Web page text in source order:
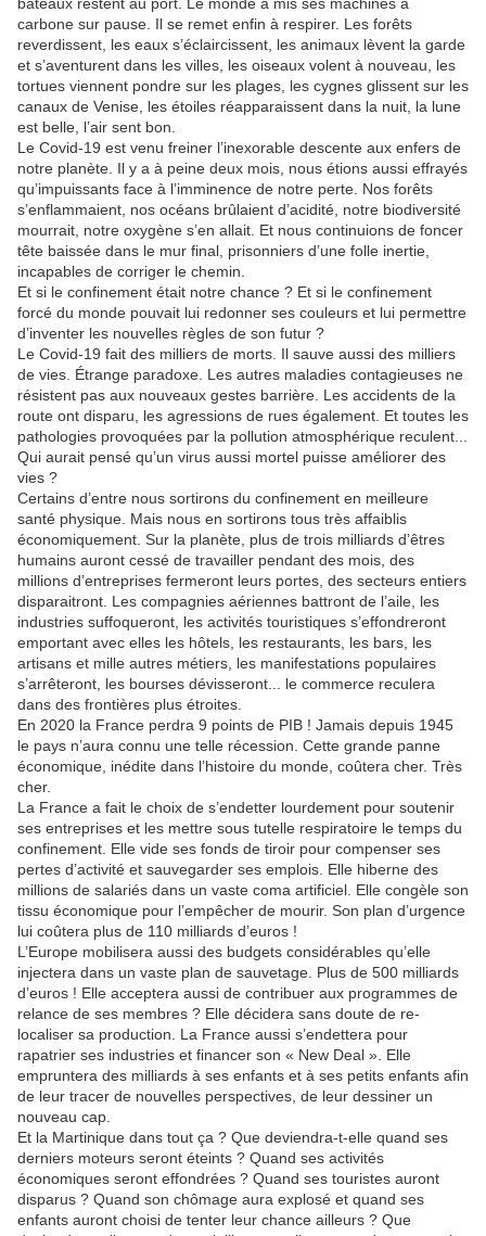
carbone sur pause. Il se remet enfin à respirer. Les forêts
reverdissent, les eaux s’éclaircissent, les animaux lèvent la garde
et s’aventurent dans les villes, les oiseaux volent à nouveau, les
tortues viennent pondre sur les plages, les cygnes glissent sur les
canaux de Venise, les étoiles réapparaissent dans la nuit, la lune
est belle, l’air sent bon.
Le Covid-19 est venu freiner l’inexorable descente aux enfers de
notre planète. Il y a à peine deux mois, nous étions aussi effrayés
qu’impuissants face à l’imminence de notre perte. Nos forêts
s’enflammaient, nos océans brûlaient d’acidité, notre biodiversité
mourrait, notre oxygène s’en allait. Et nous continuions de foncer
tête baissée dans le mur final, prisonniers d’une folle inertie,
incapables de corriger le chemin.
Et si le confinement était notre chance ? Et si le confinement
forcé du monde pouvait lui redonner ses couleurs et lui permettre
d’inventer les nouvelles règles de son futur ?
Le Covid-19 fait des milliers de morts. Il sauve aussi des milliers
de vies. Étrange paradoxe. Les autres maladies contagieuses ne
résistent pas aux nouveaux gestes barrière. Les accidents de la
route ont disparu, les agressions de rues également. Et toutes les
pathologies provoquées par la pollution atmosphérique reculent...
Qui aurait pensé qu’un virus aussi mortel puisse améliorer des
vies ?
Certains d’entre nous sortirons du confinement en meilleure
santé physique. Mais nous en sortirons tous très affaiblis
économiquement. Sur la planète, plus de trois milliards d’êtres
humains auront cessé de travailler pendant des mois, des
millions d’entreprises fermeront leurs portes, des secteurs entiers
disparaitront. Les compagnies aériennes battront de l’aile, les
industries suffoqueront, les activités touristiques s’effondreront
emportant avec elles les hôtels, les restaurants, les bars, les
artisans et mille autres métiers, les manifestations populaires
s’arrêteront, les bourses dévisseront... le commerce reculera
dans des frontières plus étroites.
En 2020 la France perdra 9 points de PIB ! Jamais depuis 1945
le pays n’aura connu une telle récession. Cette grande panne
économique, inédite dans l’histoire du monde, coûtera cher. Très
cher.
La France a fait le choix de s’endetter lourdement pour soutenir
ses entreprises et les mettre sous tutelle respiratoire le temps du
confinement. Elle vide ses fonds de tiroir pour compenser ses
pertes d’activité et sauvegarder ses emplois. Elle hiberne des
millions de salariés dans un vaste coma artificiel. Elle congèle son
tissu économique pour l’empêcher de mourir. Son plan d’urgence
lui coûtera plus de 110 milliards d’euros !
L’Europe mobilisera aussi des budgets considérables qu’elle
injectera dans un vaste plan de sauvetage. Plus de 500 milliards
d’euros ! Elle acceptera aussi de contribuer aux programmes de
relance de ses membres ? Elle décidera sans doute de re-
localiser sa production. La France aussi s’endettera pour
rapatrier ses industries et financer son « New Deal ». Elle
empruntera des milliards à ses enfants et à ses petits enfants afin
de leur tracer de nouvelles perspectives, de leur dessiner un
nouveau cap.
Et la Martinique dans tout ça ? Que deviendra-t-elle quand ses
derniers moteurs seront éteints ? Quand ses activités
économiques seront effondrées ? Quand ses touristes auront
disparus ? Quand son chômage aura explosé et quand ses
enfants auront choisi de tenter leur chance ailleurs ? Que